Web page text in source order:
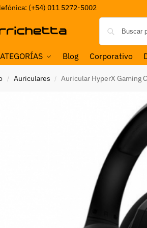
(+54) 011 5272-5002
Blog Corporativo
/ Auriculares / Auricular HyperX Gaming